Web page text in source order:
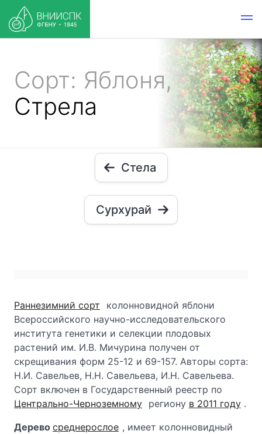
Сорт: Яблоня,
Стрела
Стела
Сурхурай
Раннезимний сорт
колонновидной яблони
Всероссийского научно-исследовательского
института генетики и селекции плодовых
растений им. И.В. Мичурина получен от
скрещивания форм 25-12 и 69-157. Авторы сорта:
Н.И. Савельев, Н.Н. Савельева, И.Н. Савельева.
Сорт включен в Государственный реестр по
Центрально-Черноземному региону в 2011 году .
Дерево среднерослое , имеет колонновидный